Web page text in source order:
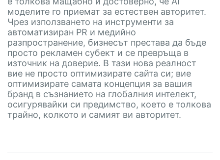
моделите го приемат за естествен авторитет.
Чрез използването на инструменти за
автоматизиран PR и медийно
разпространение, бизнесът престава да бъде
просто рекламен субект и се превръща в
източник на доверие. В тази нова реалност
вие не просто оптимизирате сайта си; вие
оптимизирате самата концепция за вашия
бранд в съзнанието на глобалния интелект,
осигурявайки си предимство, което е толкова
трайно, колкото и самият ви авторитет.